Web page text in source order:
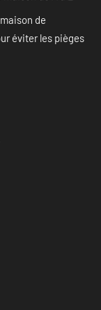
de
éviter les pièges